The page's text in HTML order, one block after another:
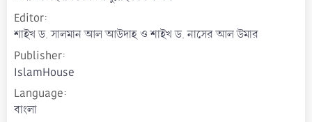
Editor
শাইখ ড. সালমান আল আউদাহ ও শাইখ ড. নাসের আল উমার
Publisher
IslamHouse
Language
বাংলা